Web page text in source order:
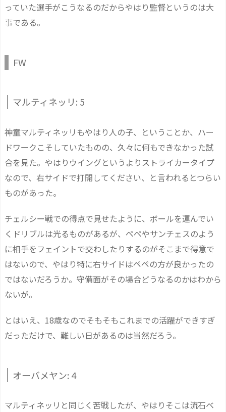
っていた選手がこうなるのだからやはり監督というのは大
事である。
FW
マルティネッリ: 5
神童マルティネッリもやはり人の子、ということか、ハー
ドワークこそしていたものの、久々に何もできなかった試
合を見た。やはりウイングというよりストライカータイプ
なので、右サイドで打開してください、と言われるとつらい
ものがあった。
チェルシー戦での得点で見せたように、ボールを運んでい
くドリブルは光るものがあるが、ペペやサンチェスのよう
に相手をフェイントで交わしたりするのがそこまで得意で
はないので、やはり特に右サイドはペペの方が良かったの
ではないだろうか。守備面がその場合どうなるのかはわから
ないが。
とはいえ、18歳なのでそもそもこれまでの活躍ができすぎ
だっただけで、難しい日があるのは当然だろう。
オーバメヤン: 4
マルティネッリと同じく苦戦したが、やはりそこは流石ベ